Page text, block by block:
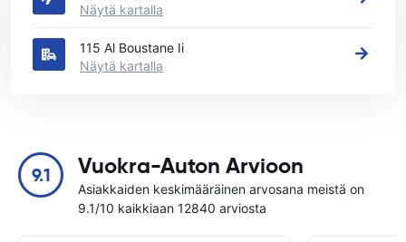
Näytä kartalla
115 Al Boustane Ii
Näytä kartalla
9.1 Vuokra-Auton Arvioon
Asiakkaiden keskimääräinen arvosana meistä on
9.1/10 kaikkiaan 12840 arviosta